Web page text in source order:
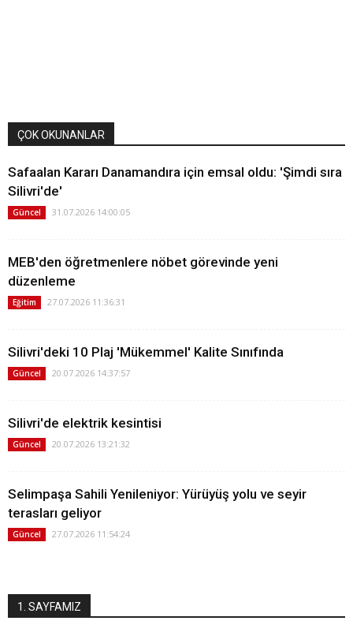
ÇOK OKUNANLAR
Safaalan Kararı Danamandıra için emsal oldu: 'Şimdi sıra
Silivri'de'
Güncel 31.07.2026 14:00:05
MEB'den öğretmenlere nöbet görevinde yeni
düzenleme
Eğitim 27.07.2026 11:36:31
Silivri'deki 10 Plaj 'Mükemmel' Kalite Sınıfında
Güncel 20.07.2026 14:37:57
Silivri'de elektrik kesintisi
Güncel 20.07.2026 13:21:32
Selimpaşa Sahili Yenileniyor: Yürüyüş yolu ve seyir
terasları geliyor
Güncel 27.07.2026 11:54:24
1. SAYFAMIZ